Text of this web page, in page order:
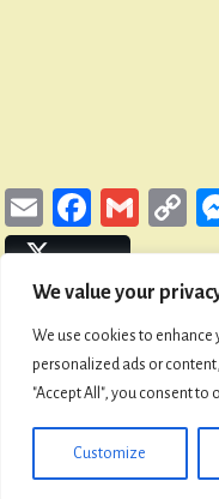
We value your
We use cookies to enhance
personalized ads or
"Accept All", you consent to
Customize
E
m
ail
Fa
ce
bo
ok
G
m
ail Li
Post